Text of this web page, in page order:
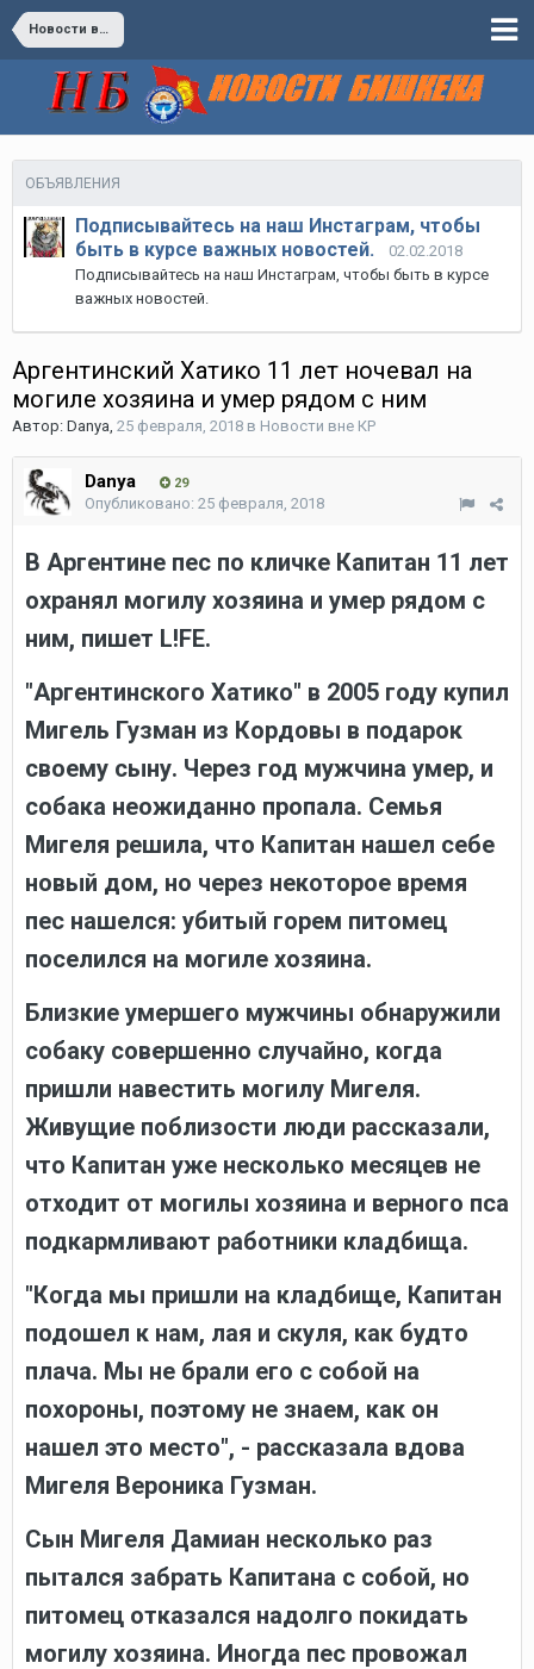
Новости вне КР
ОБЪЯВЛЕНИЯ
Подписывайтесь на наш Инстаграм, чтобы
быть в курсе важных новостей.
02.02.2018
Подписывайтесь на наш Инстаграм, чтобы быть в курсе
важных новостей.
Аргентинский Хатико 11 лет ночевал на
могиле хозяина и умер рядом с ним
Автор: Danya, 25 февраля, 2018 в Новости вне КР
Danya 29
Опубликовано: 25 февраля, 2018
В Аргентине пес по кличке Капитан 11 лет
охранял могилу хозяина и умер рядом с
ним, пишет L!FE.
"Аргентинского Хатико" в 2005 году купил
Мигель Гузман из Кордовы в подарок
своему сыну. Через год мужчина умер, и
собака неожиданно пропала. Семья
Мигеля решила, что Капитан нашел себе
новый дом, но через некоторое время
пес нашелся: убитый горем питомец
поселился на могиле хозяина.
Близкие умершего мужчины обнаружили
собаку совершенно случайно, когда
пришли навестить могилу Мигеля.
Живущие поблизости люди рассказали,
что Капитан уже несколько месяцев не
отходит от могилы хозяина и верного пса
подкармливают работники кладбища.
"Когда мы пришли на кладбище, Капитан
подошел к нам, лая и скуля, как будто
плача. Мы не брали его с собой на
похороны, поэтому не знаем, как он
нашел это место", - рассказала вдова
Мигеля Вероника Гузман.
Сын Мигеля Дамиан несколько раз
пытался забрать Капитана с собой, но
питомец отказался надолго покидать
могилу хозяина. Иногда пес провожал